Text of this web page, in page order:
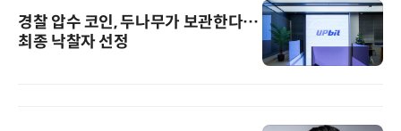
경찰 압수 코인, 두나무가 보관한다…
최종 낙찰자 선정